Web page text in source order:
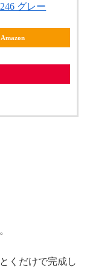
グレー
Amazon
くだけで完成し